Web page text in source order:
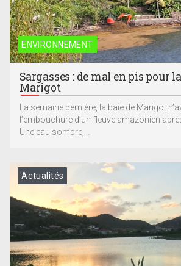
ENVIRONNEMENT
Sargasses : de mal en pis pour
Marigot
La semaine dernière, la baie de Marigot
l’embouchure d’un fleuve amazonien
Une eau sombre,...
Actualités